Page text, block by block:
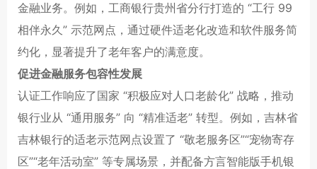
金融业务。例如，工商银行贵州省分行打造的 “工行 99
相伴永久” 示范网点，通过硬件适老化改造和软件服务简
约化，显著提升了老年客户的满意度。
促进金融服务包容性发展
认证工作响应了国家 “积极应对人口老龄化” 战略，推动
银行业从 “通用服务” 向 “精准适老” 转型。例如，吉林省
吉林银行的适老示范网点设置了 “敬老服务区”“宠物寄存
区”“老年活动室” 等专属场景，并配备方言智能版手机银